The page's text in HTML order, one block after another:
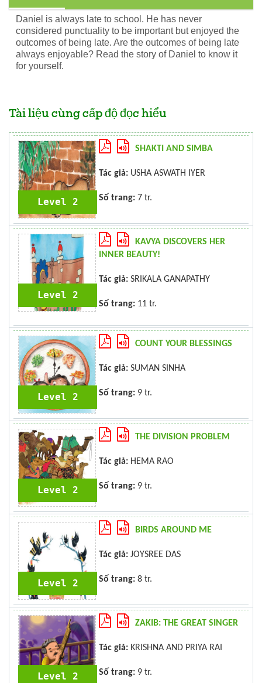
Daniel is always late to school. He has never
considered punctuality to be important but enjoyed the
outcomes of being late. Are the outcomes of being late
always enjoyable? Read the story of Daniel to know it
for yourself.
Tài liệu cùng cấp độ đọc hiểu
Level 2
SHAKTI AND SIMBA
Tác giả: USHA ASWATH IYER
Số trang: 7 tr.
Level 2
KAVYA DISCOVERS HER
INNER BEAUTY!
Tác giả: SRIKALA GANAPATHY
Số trang: 11 tr.
Level 2
COUNT YOUR BLESSINGS
Tác giả: SUMAN SINHA
Số trang: 9 tr.
Level 2
THE DIVISION PROBLEM
Tác giả: HEMA RAO
Số trang: 9 tr.
Level 2
BIRDS AROUND ME
Tác giả: JOYSREE DAS
Số trang: 8 tr.
Level 2
ZAKIB: THE GREAT SINGER
Tác giả: KRISHNA AND PRIYA RAI
Số trang: 9 tr.